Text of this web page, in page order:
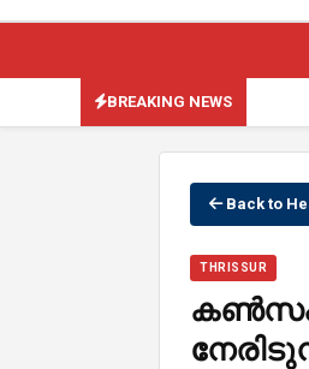
BREAKING NEWS
Back to
THRISSUR